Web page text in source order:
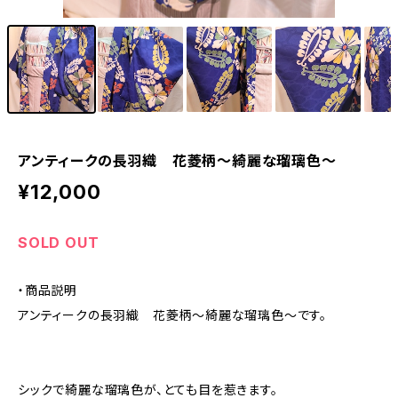
アンティークの長羽織 花菱柄～綺麗な瑠璃色～
¥12,000
SOLD OUT
・商品説明
アンティークの長羽織 花菱柄～綺麗な瑠璃色～です。
シックで綺麗な瑠璃色が、とても目を惹きます。